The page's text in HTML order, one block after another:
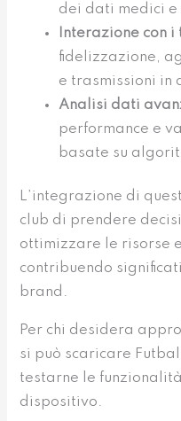
dei dati medici
Interazione con i
fidelizzazione,
e trasmissioni in
Analisi dati
performance e
basate su
L’integrazione di
club di prendere
ottimizzare le risorse
contribuendo
brand.
Per chi desidera
si può scaricare
testarne le
dispositivo.